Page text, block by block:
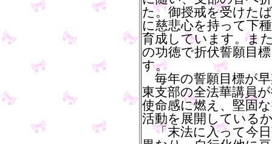
た。御授戒を受けた
に慈悲心を持って下
育成しています。ま
の功徳で折伏誓願目
す。
毎年の誓願目標が
東支部の全法華講員
使命感に燃え、堅固
活動を展開している
「末法に入って今